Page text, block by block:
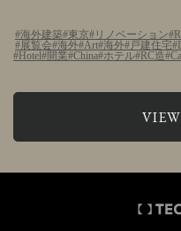
海外建築 東京 リノベーション
展覧会 海外 Art 海外 戸建住宅
Hotel 開業 China ホテル RC造